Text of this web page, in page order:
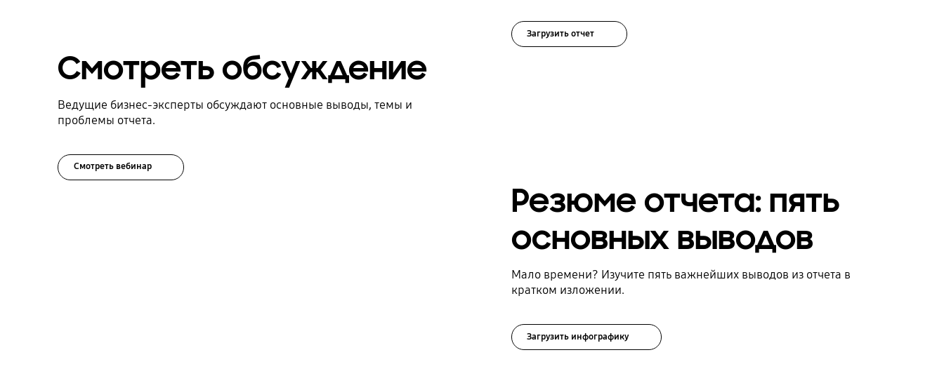
Загрузить отчет
Смотреть обсуждение
Ведущие бизнес-эксперты обсуждают основные выводы, темы и
проблемы отчета.
Смотреть вебинар
Резюме отчета: пять
основных выводов
Мало времени? Изучите пять важнейших выводов из отчета в
кратком изложении.
Загрузить инфографику